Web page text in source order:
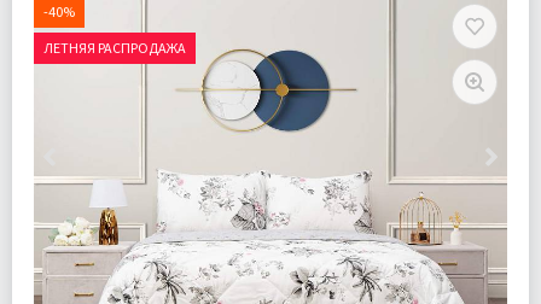
-40%
ЛЕТНЯЯ РАСПРОДАЖА